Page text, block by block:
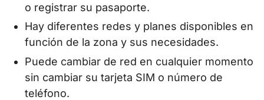
o registrar su pasaporte.
Hay diferentes redes y planes disponibles en
función de la zona y sus necesidades.
Puede cambiar de red en cualquier momento
sin cambiar su tarjeta SIM o número de
teléfono.